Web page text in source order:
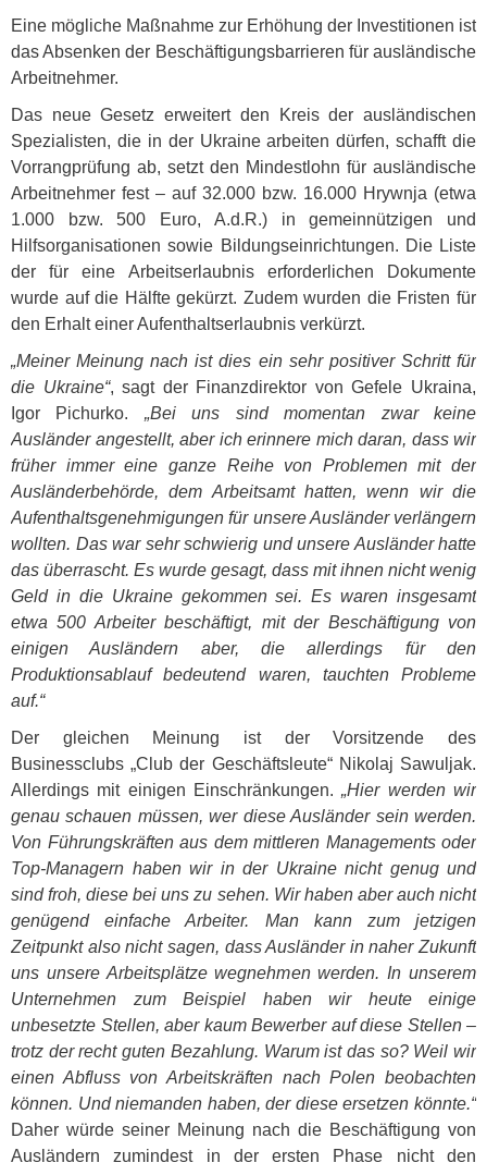
Eine mögliche Maßnahme zur Erhöhung der Investitionen ist
das Absenken der Beschäftigungsbarrieren für ausländische
Arbeitnehmer.
Das neue Gesetz erweitert den Kreis der ausländischen
Spezialisten, die in der Ukraine arbeiten dürfen, schafft die
Vorrangprüfung ab, setzt den Mindestlohn für ausländische
Arbeitnehmer fest – auf 32.000 bzw. 16.000 Hrywnja (etwa
1.000 bzw. 500 Euro, A.d.R.) in gemeinnützigen und
Hilfsorganisationen sowie Bildungseinrichtungen. Die Liste
der für eine Arbeitserlaubnis erforderlichen Dokumente
wurde auf die Hälfte gekürzt. Zudem wurden die Fristen für
den Erhalt einer Aufenthaltserlaubnis verkürzt.
„Meiner Meinung nach ist dies ein sehr positiver Schritt für
die Ukraine“, sagt der Finanzdirektor von Gefele Ukraina,
Igor Pichurko. „Bei uns sind momentan zwar keine
Ausländer angestellt, aber ich erinnere mich daran, dass wir
früher immer eine ganze Reihe von Problemen mit der
Ausländerbehörde, dem Arbeitsamt hatten, wenn wir die
Aufenthaltsgenehmigungen für unsere Ausländer verlängern
wollten. Das war sehr schwierig und unsere Ausländer hatte
das überrascht. Es wurde gesagt, dass mit ihnen nicht wenig
Geld in die Ukraine gekommen sei. Es waren insgesamt
etwa 500 Arbeiter beschäftigt, mit der Beschäftigung von
einigen Ausländern aber, die allerdings für den
Produktionsablauf bedeutend waren, tauchten Probleme
auf.“
Der gleichen Meinung ist der Vorsitzende des
Businessclubs „Club der Geschäftsleute“ Nikolaj Sawuljak.
Allerdings mit einigen Einschränkungen.„Hier werden wir
genau schauen müssen, wer diese Ausländer sein werden.
Von Führungskräften aus dem mittleren Managements oder
Top-Managern haben wir in der Ukraine nicht genug und
sind froh, diese bei uns zu sehen. Wir haben aber auch nicht
genügend einfache Arbeiter. Man kann zum jetzigen
Zeitpunkt also nicht sagen, dass Ausländer in naher Zukunft
uns unsere Arbeitsplätze wegnehmen werden. In unserem
Unternehmen zum Beispiel haben wir heute einige
unbesetzte Stellen, aber kaum Bewerber auf diese Stellen –
trotz der recht guten Bezahlung. Warum ist das so? Weil wir
einen Abfluss von Arbeitskräften nach Polen beobachten
können. Und niemanden haben, der diese ersetzen könnte.“
Daher würde seiner Meinung nach die Beschäftigung von
Ausländern zumindest in der ersten Phase nicht den